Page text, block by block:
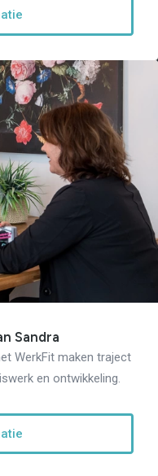
Sandra
WerkFit maken traject
en ontwikkeling.